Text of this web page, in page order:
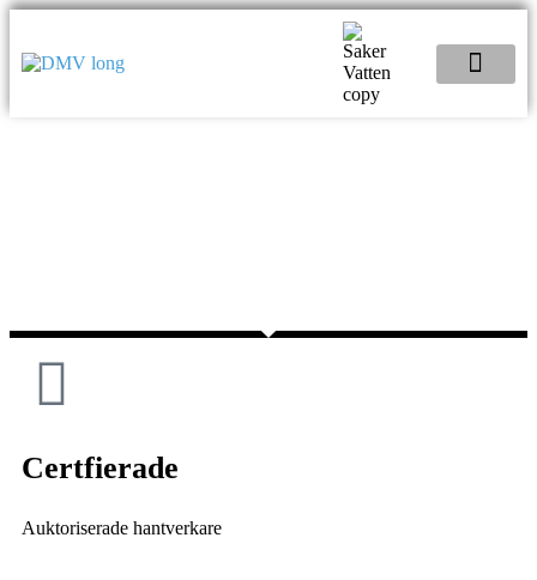
Certfierade
Auktoriserade hantverkare